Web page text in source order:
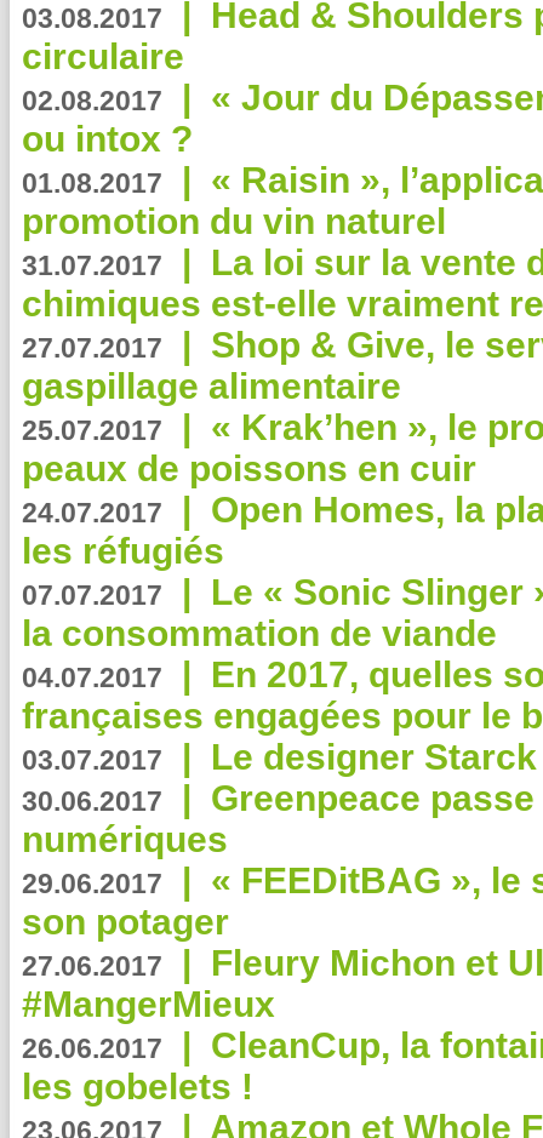
03.08.2017 | Head & Shoulders
circulaire
02.08.2017 | « Jour du
ou intox ?
01.08.2017 | « Raisin »,
promotion du vin naturel
31.07.2017 | La loi sur la vente
chimiques est-elle vraiment
27.07.2017 | Shop & Give, le
gaspillage alimentaire
25.07.2017 | « Krak’hen », le
peaux de poissons en cuir
24.07.2017 | Open Homes, la
les réfugiés
07.07.2017 | Le « Sonic Slinger
la consommation de viande
04.07.2017 | En 2017, quelles
françaises engagées pour le
03.07.2017 | Le designer
30.06.2017 | Greenpeace
numériques
29.06.2017 | « FEEDitBAG », le
son potager
27.06.2017 | Fleury Michon et
#MangerMieux
26.06.2017 | CleanCup, la
les gobelets !
23.06.2017 | Amazon et Whole